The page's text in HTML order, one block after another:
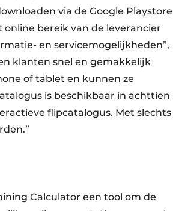
via de Google Playstore
bereik van de leverancier
en servicemogelijkheden”,
klanten snel en gemakkelijk
of tablet en kunnen ze
is beschikbaar in achttien
flipcatalogus. Met slechts
Calculator een tool om de